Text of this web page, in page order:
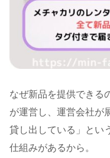
なぜ新品を提供できる
が運営し、運営会社が
貸し出している」とい
仕組みがあるから。